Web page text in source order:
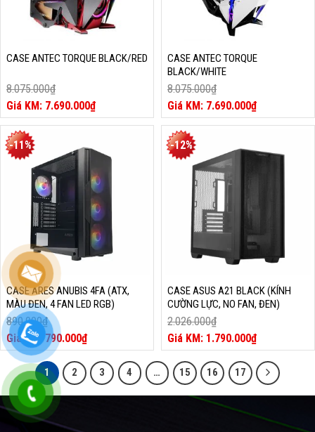
CASE ANTEC TORQUE BLACK/RED
8.075.000₫
Giá
gốc
là:
8.075.000₫.
7.690.000₫
Giá
hiện
tại
là:
7.690.000₫.
CASE ANTEC TORQUE
BLACK/WHITE
8.075.000₫
Giá
gốc
là:
8.075.000₫.
7.690.000₫
Giá
hiện
tại
là:
7.690.000₫.
-11%
CASE ARES ANUBIS 4FA (ATX,
MÀU ĐEN, 4 FAN LED RGB)
890.000₫
Giá
gốc
là:
890.000₫.
790.000₫
Giá
hiện
tại
là:
790.000₫.
-12%
CASE ASUS A21 BLACK (KÍNH
CƯỜNG LỰC, NO FAN, ĐEN)
2.026.000₫
Giá
gốc
là:
2.026.000₫.
1.790.000₫
Giá
hiện
tại
là:
1.790.000₫.
1 2 3 4 … 15 16 17